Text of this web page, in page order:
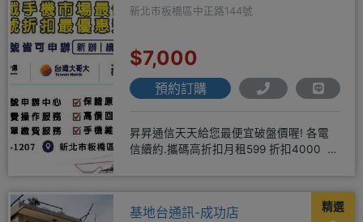
新北市板橋區中正路144號
$7,000
預約訂購
昇昇通信天天給您最便宜破盤價喔! 各電
信續約.攜碼高折扣月租599 折扣4000 月
精選
基地台通訊-成功店